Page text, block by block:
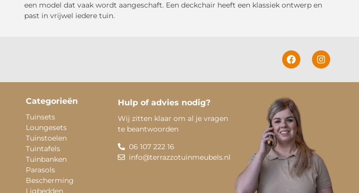
een model dat vaak wordt aangeschaft. Een deckchair heeft een klassiek ontwerp en
past in vrijwel iedere tuin.
Categorieën
Tuinsets
Loungesets
Tuinstoelen
Tuintafels
Tuinbanken
Parasols
Bescherming
Ligbedden
Hulp of advies nodig?
Wij zitten klaar om al je vragen
te beantwoorden
06 107 222 16
info@terrazzotuinmeubels.nl